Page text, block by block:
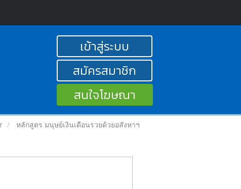
เข้าสู่ระบบ
สมัครสมาชิก
สนใจโฆษณา
หลักสูตร มนุษย์เงินเดือนรวยด้วยอสังหาฯ